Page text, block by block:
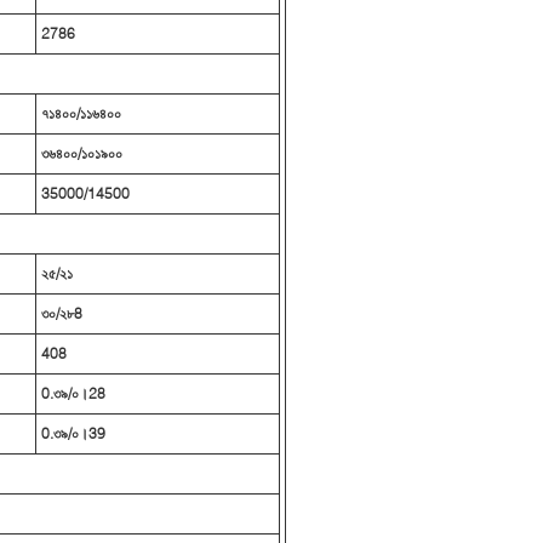
2786
৭১৪০০/১১৬৪০০
৩৬৪০০/১০১৯০০
35000/14500
২৫/২১
৩০/২৮8
408
0.৩৯/০।28
0.৩৯/০।39